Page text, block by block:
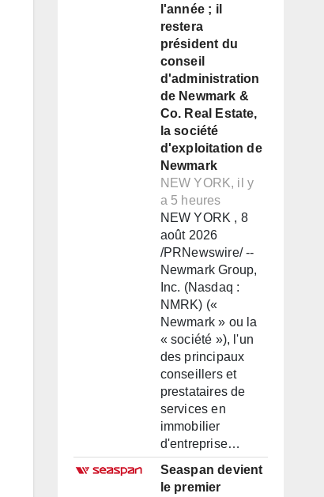
l'année ; il
restera
président du
conseil
d'administration
de Newmark &
Co. Real Estate,
la société
d'exploitation de
Newmark
NEW YORK, il y
a 5 heures
NEW YORK , 8
août 2026
/PRNewswire/ --
Newmark Group,
Inc. (Nasdaq :
NMRK) («
Newmark » ou la
« société »), l'un
des principaux
conseillers et
prestataires de
services en
immobilier
d'entreprise…
Seaspan devient
le premier